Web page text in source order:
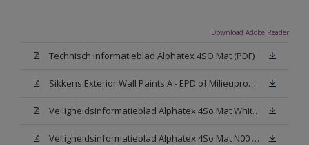
Download Adobe Reader
Technisch Informatieblad Alphatex 4SO Mat (PDF)
Sikkens Exterior Wall Paints A - EPD of Milieuproductverklaring
Veiligheidsinformatieblad Alphatex 4So Mat White W05 (MSDS)
Veiligheidsinformatieblad Alphatex 4So Mat N00 (MSDS)